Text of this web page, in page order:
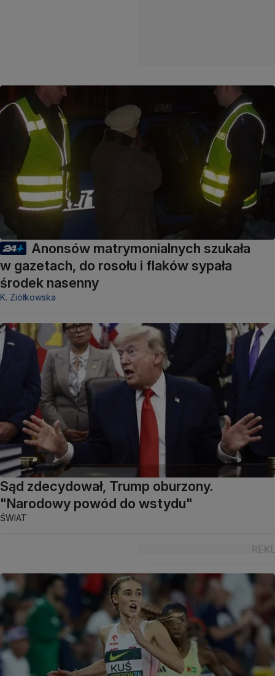
Anonsów matrymonialnych szukała
w gazetach, do rosołu i flaków sypała
środek nasenny
K. Ziółkowska
Sąd zdecydował, Trump oburzony.
"Narodowy powód do wstydu"
ŚWIAT